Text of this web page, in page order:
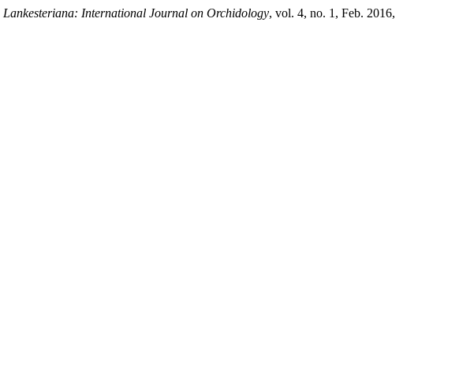
Lankesteriana: International Journal on Orchidology, vol. 4, no. 1, Feb. 2016,